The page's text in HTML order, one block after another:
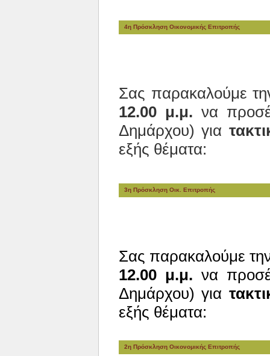
4η Πρόσκληση Οικονομικής Επιτροπής
Σας παρακαλούμε
12.00 μ.μ. να
Δημάρχου) για
εξής θέματα:
3η Πρόσκληση Οικ. Επιτροπής
Σας παρακαλούμε
12.00 μ.μ. να
Δημάρχου) για
εξής θέματα:
2η Πρόσκληση Οικονομικής Επιτροπής